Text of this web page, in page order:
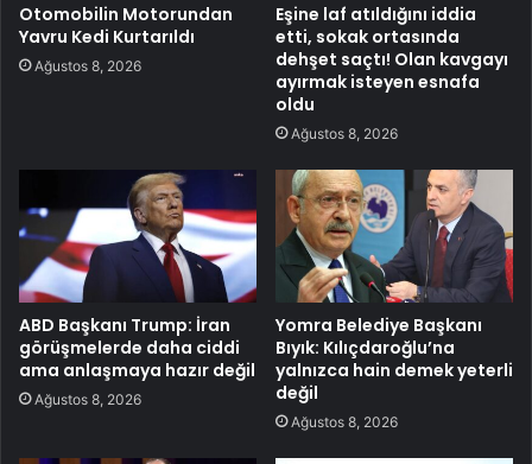
Otomobilin Motorundan
Yavru Kedi Kurtarıldı
Ağustos 8, 2026
Eşine laf atıldığını iddia
etti, sokak ortasında
dehşet saçtı! Olan kavgayı
ayırmak isteyen esnafa
oldu
Ağustos 8, 2026
ABD Başkanı Trump: İran
görüşmelerde daha ciddi
ama anlaşmaya hazır değil
Ağustos 8, 2026
Yomra Belediye Başkanı
Bıyık: Kılıçdaroğlu’na
yalnızca hain demek yeterli
değil
Ağustos 8, 2026